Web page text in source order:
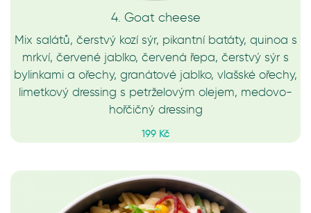
4. Goat cheese
Mix salátů, čerstvý kozí sýr, pikantní batáty, quinoa s
mrkví, červené jablko, červená řepa, čerstvý sýr s
bylinkami a ořechy, granátové jablko, vlašské ořechy,
limetkový dressing s petrželovým olejem, medovo-
hořčičný dressing
199 Kč